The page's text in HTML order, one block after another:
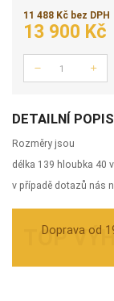
11 488 Kč bez DPH
13 900 Kč
DETAILNÍ
Rozměry jsou
délka 139 hloubka 40
v případě dotazů nás
Doprava od